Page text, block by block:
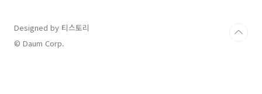
노트북보다 화면은 더 크면서도 오히려 무게는
가벼워진 느낌이라서 너무 만족스러웠어요.성능
Designed by 티스토리
© Daum Corp.